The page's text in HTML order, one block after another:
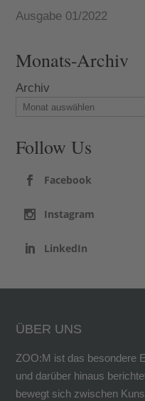
Ausgabe 01/2022
Monats-Archiv
Archiv
Follow Us
Facebook
Instagram
LinkedIn
ÜBER UNS
ZOO:M ist das besondere
und darüber hinaus
bewegt sich zwischen